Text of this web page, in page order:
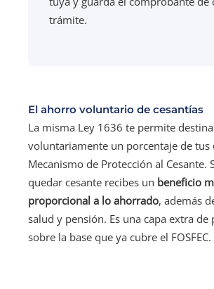
trámite.
El ahorro voluntario de cesantías
La misma Ley 1636 te permite
voluntariamente un porcentaje de tus
Mecanismo de Protección al Cesante.
quedar cesante recibes un beneficio
proporcional a lo ahorrado, además
salud y pensión. Es una capa extra de
sobre la base que ya cubre el FOSFEC.